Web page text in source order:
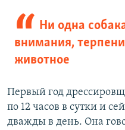
Ни одна
внимания,
животное
Первый год
по 12 часов в сутки и
дважды в день. Она